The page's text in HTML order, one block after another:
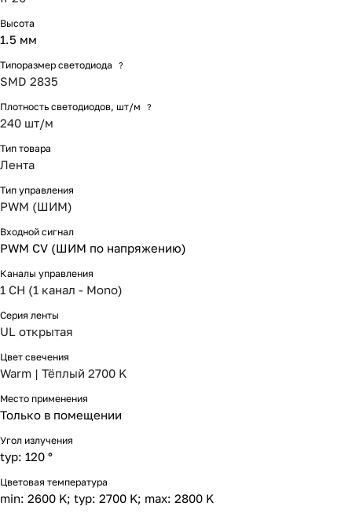
Высота
1.5 мм
Типоразмер светодиода ?
SMD 2835
Плотность светодиодов, шт/м ?
240 шт/м
Тип товара
Лента
Тип управления
PWM (ШИМ)
Входной сигнал
PWM СV (ШИМ по напряжению)
Каналы управления
1 CH (1 канал - Mono)
Серия ленты
UL открытая
Цвет свечения
Warm | Тёплый 2700 K
Место применения
Только в помещении
Угол излучения
typ: 120 °
Цветовая температура
min: 2600 K; typ: 2700 K; max: 2800 K